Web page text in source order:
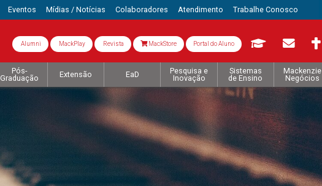
Eventos Mídias / Notícias Colaboradores Atendimento Trabalhe Conosco
Alumni MackPlay Revista MackStore Portal do Aluno
Pós-
Graduação
Extensão EaD
Pesquisa e
Inovação
Sistemas
de Ensino
Mackenzie
Negócios